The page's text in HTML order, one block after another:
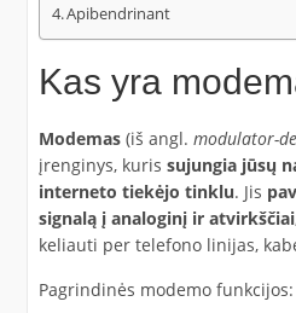
Apibendrinant
Kas yra
Modemas(iš angl. modulator-
įrenginys, kuris sujungia jūsų
interneto tiekėjo tinklu. Jis
signalą į analoginį ir atvirkščiai
keliauti per telefono linijas,
Pagrindinės modemo funkcijos: